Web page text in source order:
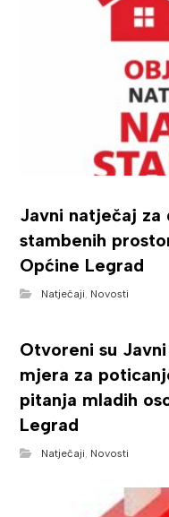
Javni natječaj za
stambenih
Općine Legrad
Natječaji, Novosti
Otvoreni su
mjera za
pitanja mladih
Legrad
Natječaji, Novosti